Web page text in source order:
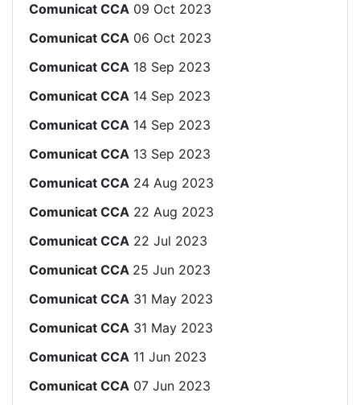
Comunicat CCA 09 Oct 2023
Comunicat CCA 06 Oct 2023
Comunicat CCA 18 Sep 2023
Comunicat CCA 14 Sep 2023
Comunicat CCA 14 Sep 2023
Comunicat CCA 13 Sep 2023
Comunicat CCA 24 Aug 2023
Comunicat CCA 22 Aug 2023
Comunicat CCA 22 Jul 2023
Comunicat CCA 25 Jun 2023
Comunicat CCA 31 May 2023
Comunicat CCA 31 May 2023
Comunicat CCA 11 Jun 2023
Comunicat CCA 07 Jun 2023